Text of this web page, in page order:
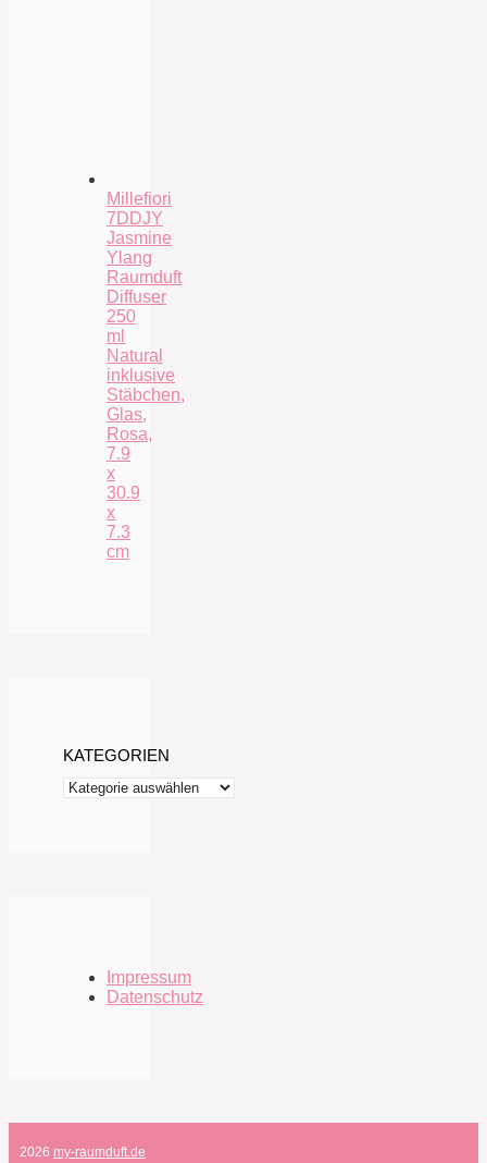
Millefiori
7DDJY
Jasmine
Ylang
Raumduft
Diffuser
250
ml
Natural
inklusive
Stäbchen,
Glas,
Rosa,
7.9
x
30.9
x
7.3
cm
KATEGORIEN
Kategorien
Impressum
Datenschutz
2026 my-raumduft.de